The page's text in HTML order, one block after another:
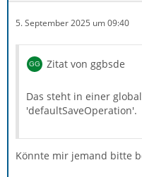
5. September 2025 um 09:40
Zitat von ggbsde
Das steht in einer
'defaultSaveOperation'.
Könnte mir jemand bitte